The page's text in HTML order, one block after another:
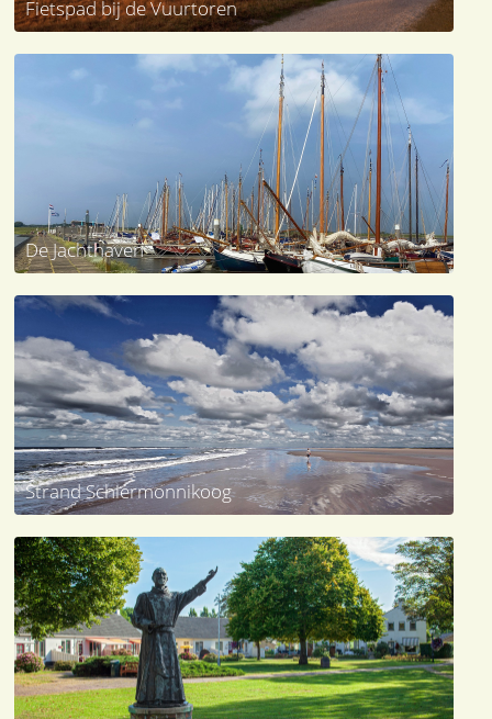
Fietspad bij de Vuurtoren
De Jachthaven
Strand Schiermonnikoog